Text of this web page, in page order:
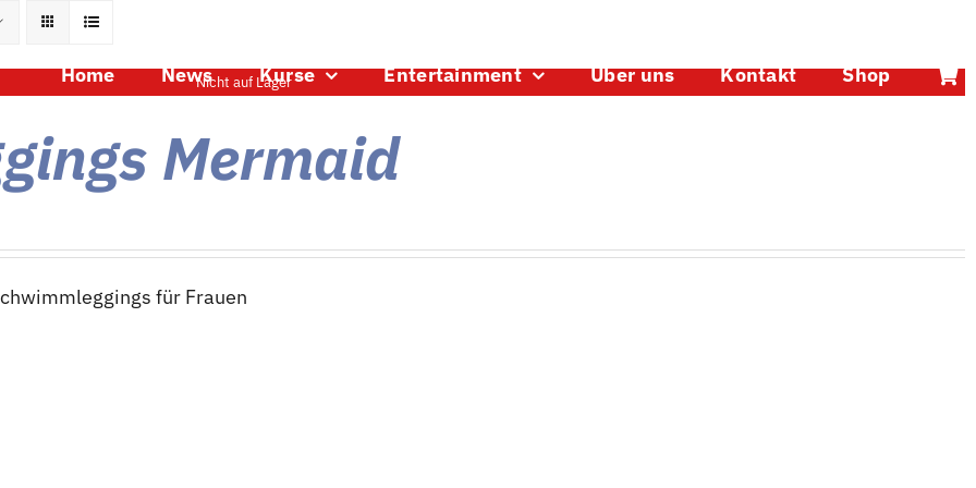
Home News Kurse Entertainment Über uns Kontakt Shop
Nicht auf Lager
Mermaid
für Frauen